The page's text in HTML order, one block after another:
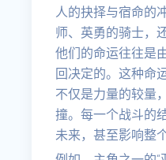
人的抉择与宿命的
师、英勇的骑士，
他们的命运往往是
回决定的。这种命
不仅是力量的较量
撞。每一个战斗的
未来，甚至影响整